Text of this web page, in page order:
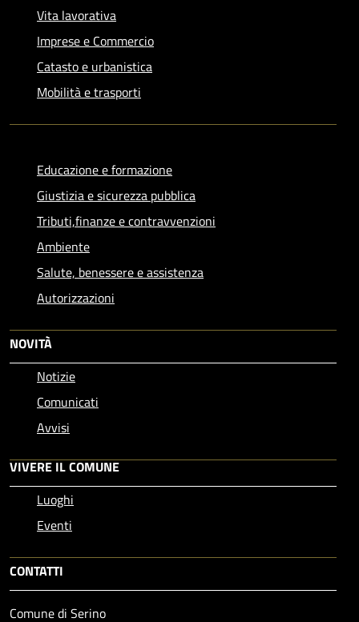
Vita lavorativa
Imprese e Commercio
Catasto e urbanistica
Mobilità e trasporti
Educazione e formazione
Giustizia e sicurezza pubblica
Tributi,finanze e contravvenzioni
Ambiente
Salute, benessere e assistenza
Autorizzazioni
NOVITÀ
Notizie
Comunicati
Avvisi
VIVERE IL COMUNE
Luoghi
Eventi
CONTATTI
Comune di Serino